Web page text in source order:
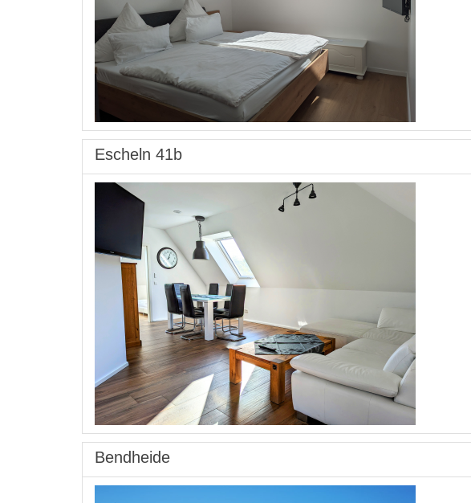
Escheln 41b
Bendheide